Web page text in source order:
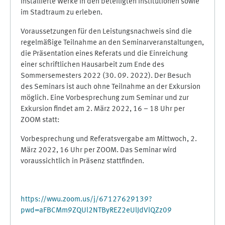
installierte Werke in den beteiligten Institutionen sowie
im Stadtraum zu erleben.
Voraussetzungen für den Leistungsnachweis sind die
regelmäßige Teilnahme an den Seminarveranstaltungen,
die Präsentation eines Referats und die Einreichung
einer schriftlichen Hausarbeit zum Ende des
Sommersemesters 2022 (30. 09. 2022). Der Besuch
des Seminars ist auch ohne Teilnahme an der Exkursion
möglich. Eine Vorbesprechung zum Seminar und zur
Exkursion findet am 2. März 2022, 16 – 18 Uhr per
ZOOM statt:
Vorbesprechung und Referatsvergabe am Mittwoch, 2.
März 2022, 16 Uhr per ZOOM. Das Seminar wird
voraussichtlich in Präsenz stattfinden.
https://wwu.zoom.us/j/67127629139?
pwd=aFBCMm9ZQUl2NTByREZ2eUlJdVlQZz09